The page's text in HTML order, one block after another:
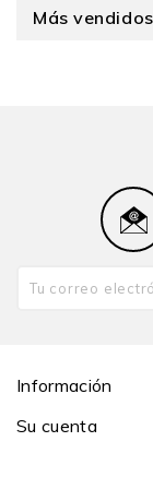
Más vendidos
Información
Su cuenta